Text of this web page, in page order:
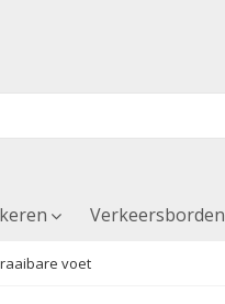
Verkeersborden
voet